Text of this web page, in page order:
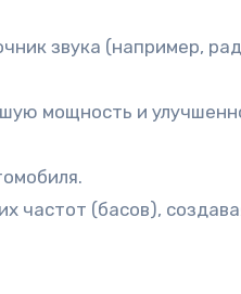
звука (например,
мощность и
частот (басов),